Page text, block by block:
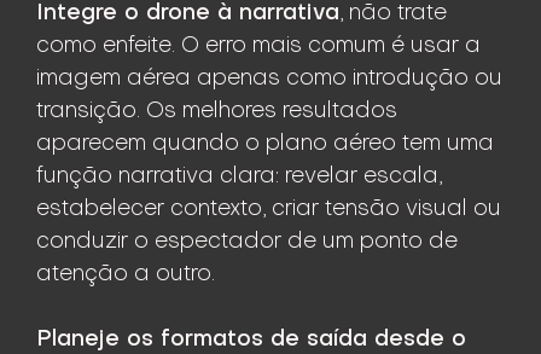
Integre o drone à narrativa, não trate
como enfeite. O erro mais comum é usar a
imagem aérea apenas como introdução ou
transição. Os melhores resultados
aparecem quando o plano aéreo tem uma
função narrativa clara: revelar escala,
estabelecer contexto, criar tensão visual ou
conduzir o espectador de um ponto de
atenção a outro.
Planeje os formatos de saída desde o